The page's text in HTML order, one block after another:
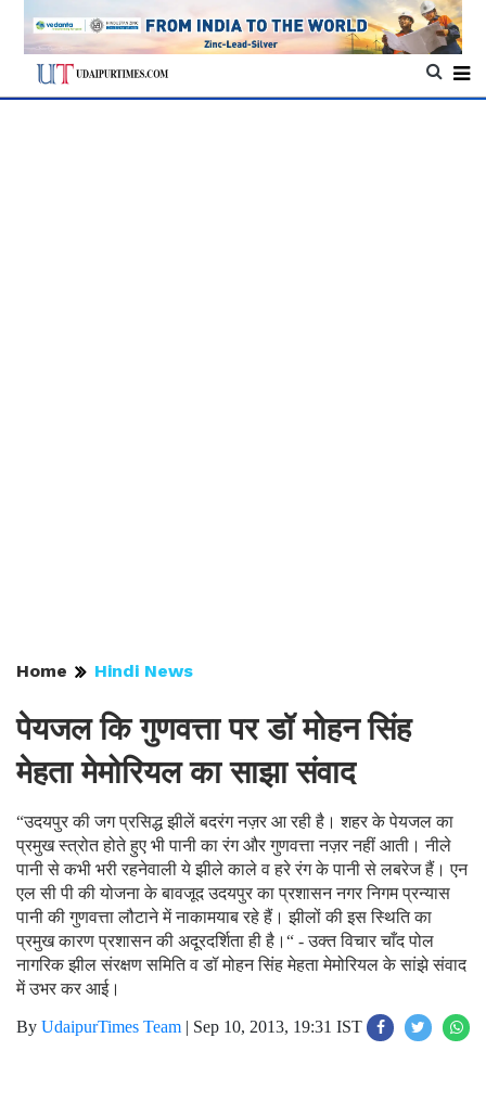
Home Hindi News
पेयजल कि गुणवत्ता पर डॉ मोहन सिंह
मेहता मेमोरियल का साझा संवाद
“उदयपुर की जग प्रसिद्ध झीलें बदरंग नज़र आ रही है। शहर के पेयजल का
प्रमुख स्त्रोत होते हुए भी पानी का रंग और गुणवत्ता नज़र नहीं आती। नीले
पानी से कभी भरी रहनेवाली ये झीले काले व हरे रंग के पानी से लबरेज हैं। एन
एल सी पी की योजना के बावजूद उदयपुर का प्रशासन नगर निगम प्रन्यास
पानी की गुणवत्ता लौटाने में नाकामयाब रहे हैं। झीलों की इस स्थिति का
प्रमुख कारण प्रशासन की अदूरदर्शिता ही है।“ - उक्त विचार चाँद पोल
नागरिक झील संरक्षण समिति व डॉ मोहन सिंह मेहता मेमोरियल के सांझे संवाद
में उभर कर आई।
By UdaipurTimes Team | Sep 10, 2013, 19:31 IST